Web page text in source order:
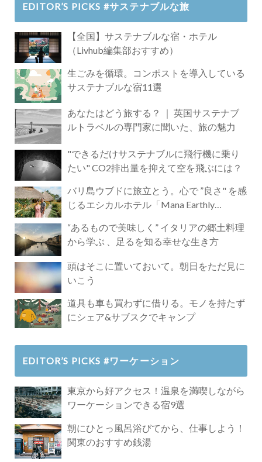
EDITOR’S PICKS #サステナブルな旅
【全国】サステナブルな宿・ホテル
（Livhub編集部おすすめ）
生ごみを循環。コンポストを導入している
サステナブルな宿11選
あなたはどう旅する？ ｜ 英国サステナブ
ルトラベルの専門家に聞いた、旅の魅力
"できるだけサステナブルに飛行機に乗り
たい" CO2排出量を抑えて空を飛ぶには？
バリ島ウブドに旅立とう。心で ”良さ" を感
じるエシカルホテル「Mana Earthly
“あるもので美味しく” イタリアの郷土料理
から学ぶ 、足るを知る幸せな生き方
頭はそこに置いておいて。朝日をただ見に
いこう
道具も車も買わずに借りる。モノを持たず
にシェア&サブスクでキャンプ
EDITOR’S PICKS #ワーケーション
東京から好アクセス！温泉を満喫しながら
ワーケーションできる宿9選
朝にひとっ風呂浴びてから、仕事しよう！
関東のおすすめ銭湯